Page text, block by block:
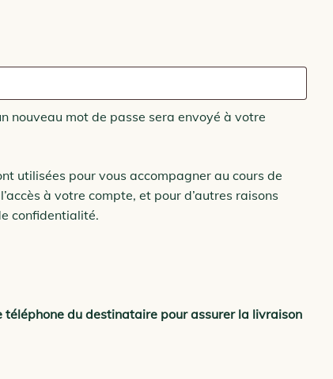
nouveau mot de passe sera envoyé à votre
utilisées pour vous accompagner au cours de
à votre compte, et pour d’autres raisons
confidentialité.